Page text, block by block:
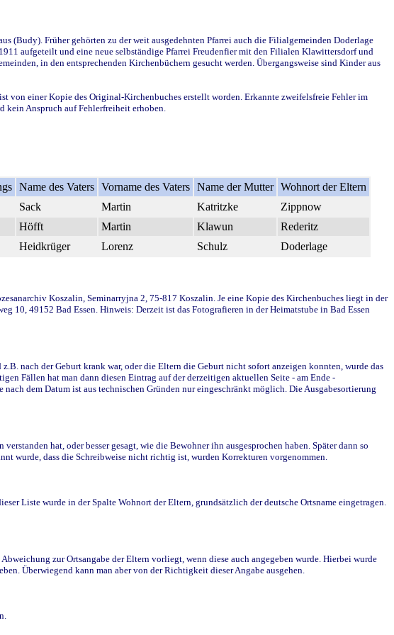
(Budy). Früher gehörten zu der weit ausgedehnten Pfarrei auch die Filialgemeinden Doderlage
aufgeteilt und eine neue selbständige Pfarrei Freudenfier mit den Filialen Klawittersdorf und
in den entsprechenden Kirchenbüchern gesucht werden. Übergangsweise sind Kinder aus
von einer Kopie des Original-Kirchenbuches erstellt worden. Erkannte zweifelsfreie Fehler im
Anspruch auf Fehlerfreiheit erhoben.
Name des Vaters Vorname des Vaters Name der Mutter Wohnort der Eltern
Sack Martin Katritzke
Zippnow
Höfft Martin Klawun
Rederitz
Heidkrüger Lorenz Schulz Doderlage
Koszalin, Seminarryjna 2, 75-817 Koszalin. Je eine Kopie des Kirchenbuches liegt in der
10, 49152 Bad Essen. Hinweis: Derzeit ist das Fotografieren in der Heimatstube in Bad Essen
nach der Geburt krank war, oder die Eltern die Geburt nicht sofort anzeigen konnten, wurde das
Fällen hat man dann diesen Eintrag auf der derzeitigen aktuellen Seite - am Ende -
dem Datum ist aus technischen Gründen nur eingeschränkt möglich. Die Ausgabesortierung
hat, oder besser gesagt, wie die Bewohner ihn ausgesprochen haben. Später dann so
wurde, dass die Schreibweise nicht richtig ist, wurden Korrekturen vorgenommen.
Liste wurde in der Spalte Wohnort der Eltern, grundsätzlich der deutsche Ortsname eingetragen.
zur Ortsangabe der Eltern vorliegt, wenn diese auch angegeben wurde. Hierbei wurde
Überwiegend kann man aber von der Richtigkeit dieser Angabe ausgehen.